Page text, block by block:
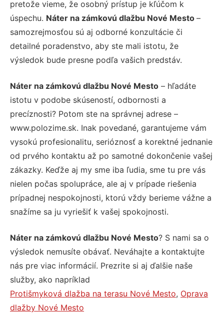
pretože vieme, že osobný prístup je kľúčom k
úspechu. Náter na zámkovú dlažbu Nové Mesto –
samozrejmosťou sú aj odborné konzultácie či
detailné poradenstvo, aby ste mali istotu, že
výsledok bude presne podľa vašich predstáv.
Náter na zámkovú dlažbu Nové Mesto – hľadáte
istotu v podobe skúseností, odbornosti a
precíznosti? Potom ste na správnej adrese –
www.polozime.sk. Inak povedané, garantujeme vám
vysokú profesionalitu, serióznosť a korektné jednanie
od prvého kontaktu až po samotné dokončenie vašej
zákazky. Keďže aj my sme iba ľudia, sme tu pre vás
nielen počas spolupráce, ale aj v prípade riešenia
prípadnej nespokojnosti, ktorú vždy berieme vážne a
snažíme sa ju vyriešiť k vašej spokojnosti.
Náter na zámkovú dlažbu Nové Mesto? S nami sa o
výsledok nemusíte obávať. Neváhajte a kontaktujte
nás pre viac informácií. Prezrite si aj ďalšie naše
služby, ako napríklad
Protišmyková dlažba na terasu Nové Mesto, Oprava
dlažby Nové Mesto